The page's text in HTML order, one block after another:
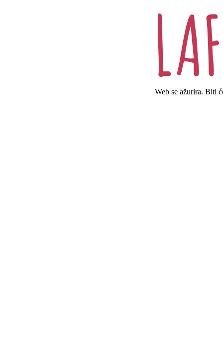
Web se ažurira. Biti